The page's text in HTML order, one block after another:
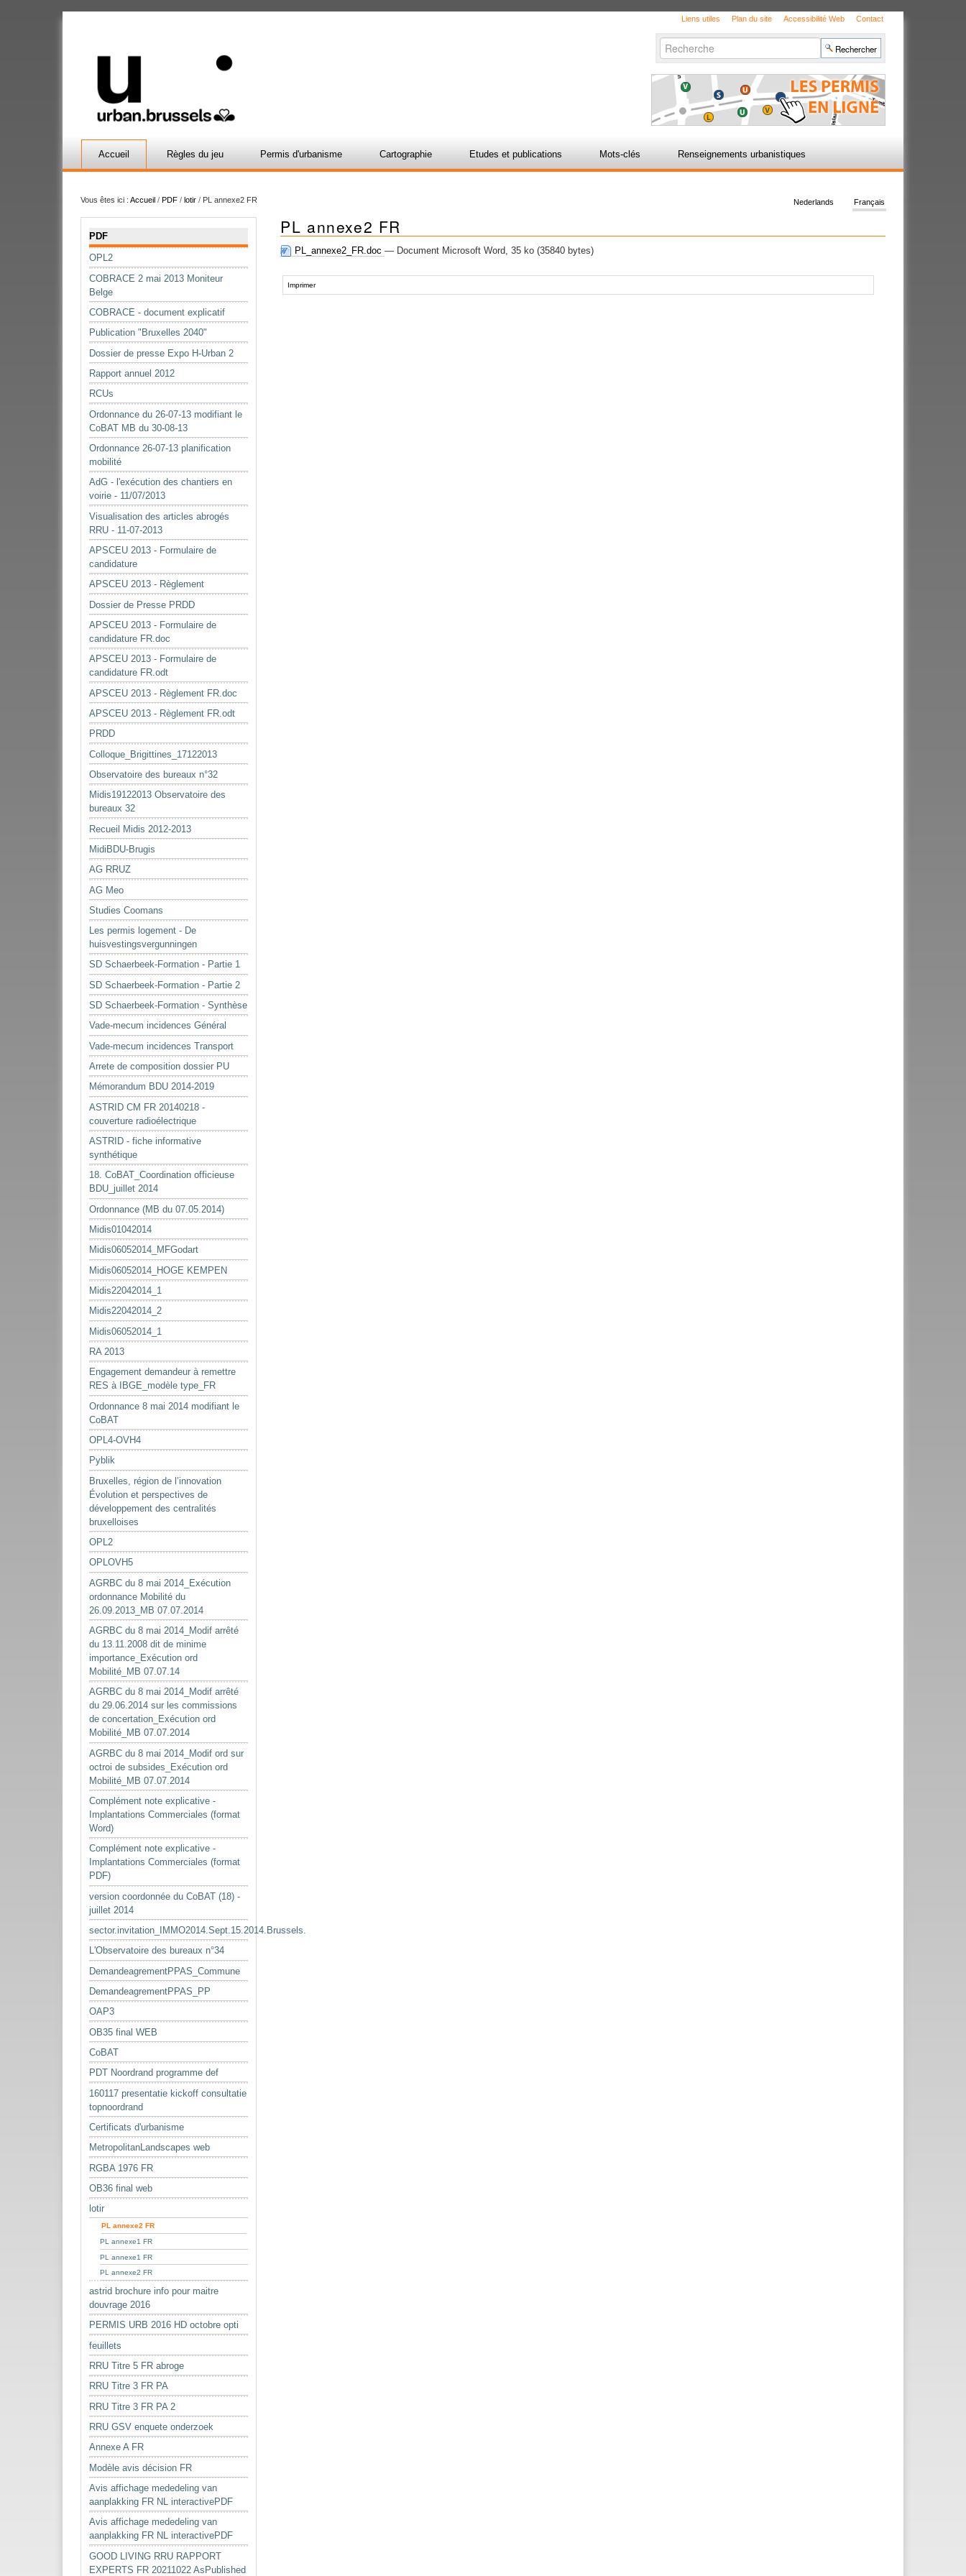
Liens utiles Plan du site Accessibilité Web Contact
Chercher par
avancée…
Accueil Règles du jeu Permis d'urbanisme Cartographie Etudes et publications Mots-clés Renseignements urbanistiques
Vous êtes ici : Accueil / PDF / lotir / PL annexe2 FR Français
Nederlands
PDF
OPL2
COBRACE 2 mai 2013 Moniteur
Belge
COBRACE - document explicatif
Publication "Bruxelles 2040"
Dossier de presse Expo H-Urban 2
Rapport annuel 2012
RCUs
Ordonnance du 26-07-13 modifiant le
CoBAT MB du 30-08-13
Ordonnance 26-07-13 planification
mobilité
AdG - l'exécution des chantiers en
voirie - 11/07/2013
Visualisation des articles abrogés
RRU - 11-07-2013
APSCEU 2013 - Formulaire de
candidature
APSCEU 2013 - Règlement
Dossier de Presse PRDD
APSCEU 2013 - Formulaire de
candidature FR.doc
APSCEU 2013 - Formulaire de
candidature FR.odt
APSCEU 2013 - Règlement FR.doc
APSCEU 2013 - Règlement FR.odt
PRDD
Colloque_Brigittines_17122013
Observatoire des bureaux n°32
Midis19122013 Observatoire des
bureaux 32
Recueil Midis 2012-2013
MidiBDU-Brugis
AG RRUZ
AG Meo
Studies Coomans
Les permis logement - De
huisvestingsvergunningen
SD Schaerbeek-Formation - Partie 1
SD Schaerbeek-Formation - Partie 2
SD Schaerbeek-Formation - Synthèse
Vade-mecum incidences Général
Vade-mecum incidences Transport
Arrete de composition dossier PU
Mémorandum BDU 2014-2019
ASTRID CM FR 20140218 -
couverture radioélectrique
ASTRID - fiche informative
synthétique
18. CoBAT_Coordination officieuse
BDU_juillet 2014
Ordonnance (MB du 07.05.2014)
Midis01042014
Midis06052014_MFGodart
Midis06052014_HOGE KEMPEN
Midis22042014_1
Midis22042014_2
Midis06052014_1
RA 2013
Engagement demandeur à remettre
RES à IBGE_modèle type_FR
Ordonnance 8 mai 2014 modifiant le
CoBAT
OPL4-OVH4
Pyblik
Bruxelles, région de l’innovation
Évolution et perspectives de
développement des centralités
bruxelloises
OPL2
OPLOVH5
AGRBC du 8 mai 2014_Exécution
ordonnance Mobilité du
26.09.2013_MB 07.07.2014
AGRBC du 8 mai 2014_Modif arrêté
du 13.11.2008 dit de minime
importance_Exécution ord
Mobilité_MB 07.07.14
AGRBC du 8 mai 2014_Modif arrêté
du 29.06.2014 sur les commissions
de concertation_Exécution ord
Mobilité_MB 07.07.2014
AGRBC du 8 mai 2014_Modif ord sur
octroi de subsides_Exécution ord
Mobilité_MB 07.07.2014
Complément note explicative -
Implantations Commerciales (format
Word)
Complément note explicative -
Implantations Commerciales (format
PDF)
version coordonnée du CoBAT (18) -
juillet 2014
sector.invitation_IMMO2014.Sept.15.2014.Brussels.
L'Observatoire des bureaux n°34
DemandeagrementPPAS_Commune
DemandeagrementPPAS_PP
OAP3
OB35 final WEB
CoBAT
PDT Noordrand programme def
160117 presentatie kickoff consultatie
topnoordrand
Certificats d'urbanisme
MetropolitanLandscapes web
RGBA 1976 FR
OB36 final web
lotir
PL annexe2 FR
PL annexe1 FR
PL annexe1 FR
PL annexe2 FR
astrid brochure info pour maitre
douvrage 2016
PERMIS URB 2016 HD octobre opti
feuillets
RRU Titre 5 FR abroge
RRU Titre 3 FR PA
RRU Titre 3 FR PA 2
RRU GSV enquete onderzoek
Annexe A FR
Modèle avis décision FR
Avis affichage mededeling van
aanplakking FR NL interactivePDF
Avis affichage mededeling van
aanplakking FR NL interactivePDF
GOOD LIVING RRU RAPPORT
EXPERTS FR 20211022 AsPublished
PL annexe2 FR
PL_annexe2_FR.doc— Document Microsoft Word, 35 ko (35840 bytes)
surImprimer